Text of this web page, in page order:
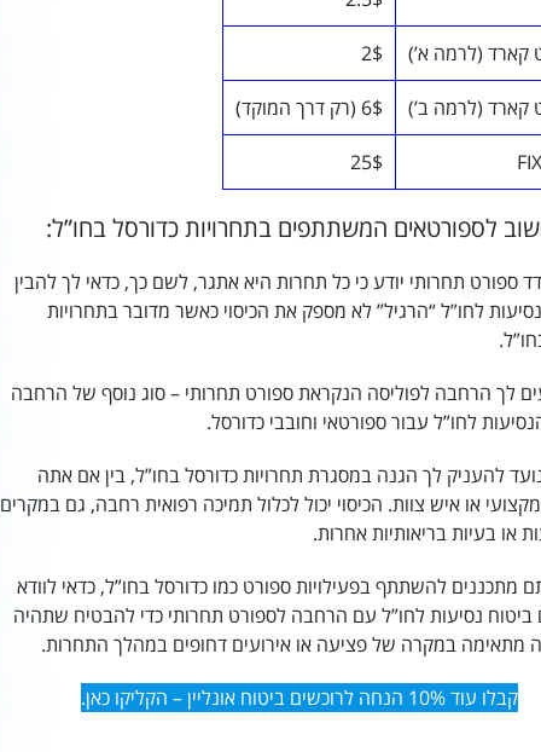
קארד (לרמה א’) 2$
קארד (לרמה ב’) 6$ (רק דרך המוקד)
25$
לספורטאים המשתתפים בתחרויות כדורסל בחו”ל:
ספורט תחרותי יודע כי כל תחרות היא אתגר, לשם כך, כדאי לך להבין
לחו”ל “הרגיל” לא מספק את הכיסוי כאשר מדובר בתחרויות
לך הרחבה לפוליסה הנקראת ספורט תחרותי – סוג נוסף של הרחבה
לחו”ל עבור ספורטאי וחובבי כדורסל.
נועד להעניק לך הגנה במסגרת תחרויות כדורסל בחו”ל, בין אם אתה
או איש צוות. הכיסוי יכול לכלול תמיכה רפואית רחבה, גם במקרים
או בעיות בריאותיות אחרות.
מתכננים להשתתף בפעילויות ספורט כמו כדורסל בחו”ל, כדאי לוודא
ביטוח נסיעות לחו”ל עם הרחבה לספורט תחרותי כדי להבטיח שתהיה
מתאימה במקרה של פציעה או אירועים דחופים במהלך התחרות.
קבלו עוד 10% הנחה לרוכשים ביטוח אונליין – הקליקו כאן.